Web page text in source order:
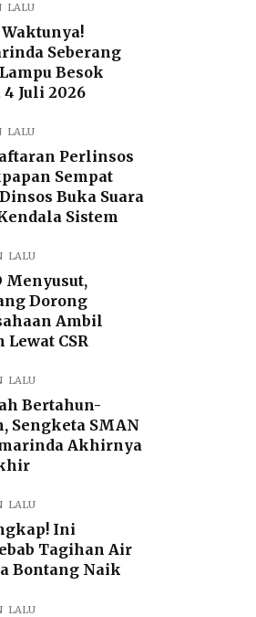
LALU
Waktunya!
Seberang
Besok
4 Juli 2026
LALU
Perlinsos
Sempat
Buka Suara
Sistem
LALU
Menyusut,
Dorong
Ambil
Lewat CSR
LALU
Bertahun-
Sengketa SMAN
Akhirnya
LALU
Ini
Tagihan Air
Bontang Naik
LALU